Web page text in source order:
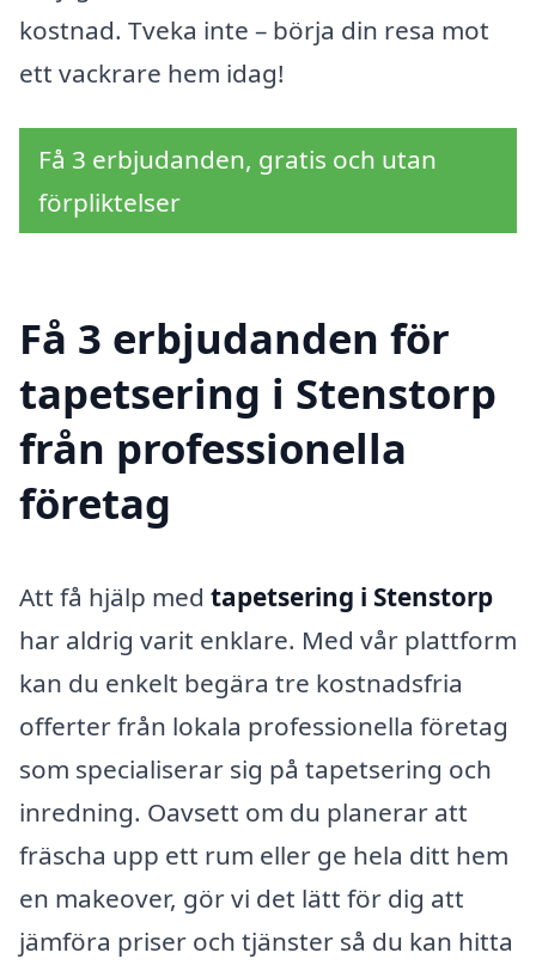
kostnad. Tveka inte – börja din resa mot
ett vackrare hem idag!
Få 3 erbjudanden, gratis och utan
förpliktelser
Få 3 erbjudanden för
tapetsering i Stenstorp
från professionella
företag
Att få hjälp med tapetsering i Stenstorp
har aldrig varit enklare. Med vår plattform
kan du enkelt begära tre kostnadsfria
offerter från lokala professionella företag
som specialiserar sig på tapetsering och
inredning. Oavsett om du planerar att
fräscha upp ett rum eller ge hela ditt hem
en makeover, gör vi det lätt för dig att
jämföra priser och tjänster så du kan hitta